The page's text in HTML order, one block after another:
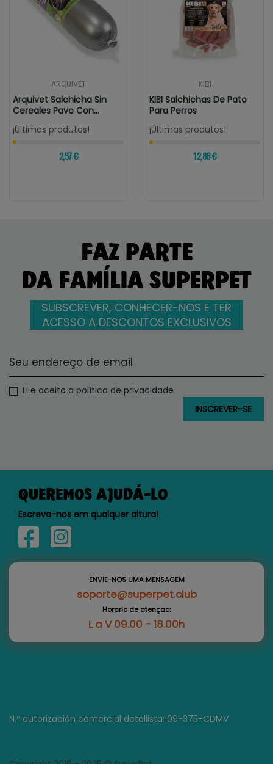
ARQUIVET
Arquivet Salchicha Sin
Cereales Pavo Con
Verduras...
¡Últimas produtos!
2,57 €
KIBI
KIBI Salchichas De Pato
Para Perros
¡Últimas produtos!
12,86 €
FAZ PARTE
DA FAMÍLIA SUPERPET
SUBSCREVER, CONHECER-NOS E TER
ACESSO A DESCONTOS EXCLUSIVOS
Li e aceito a política de privacidade
QUEREMOS AJUDÁ-LO
Escreva-nos em qualquer altura!
ENVIE-NOS UMA MENSAGEM
soporte@superpet.club
Horario de atençao:
L a V 09.00 - 18.00h
N.º autorización comercial detallista: 09-375-CDMV